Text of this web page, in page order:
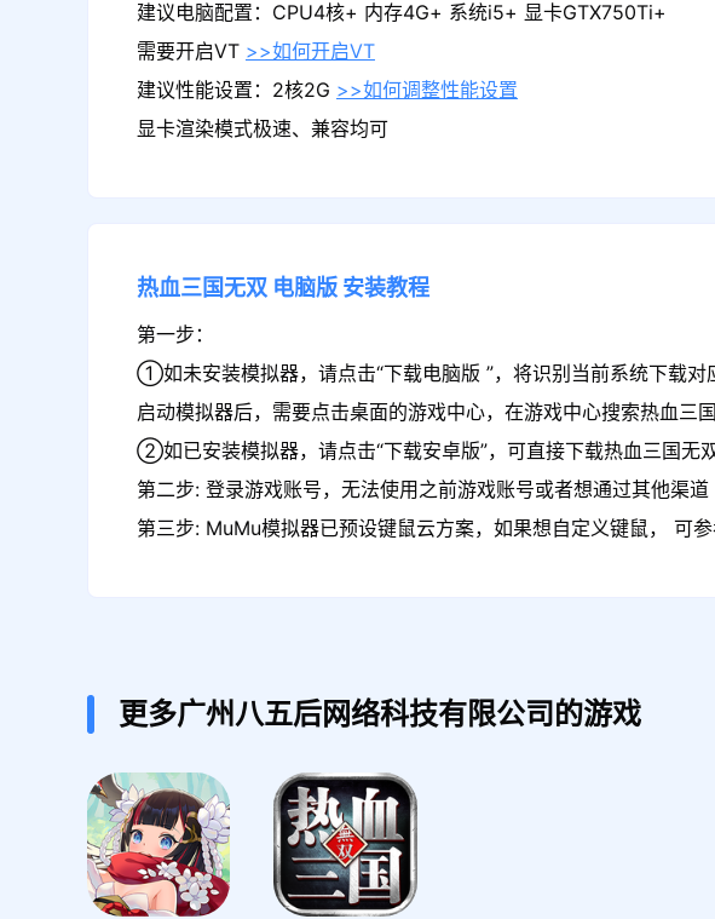
建议电脑配置：CPU4核+ 内存4G+ 系统i5+ 显卡GTX750Ti+
需要开启VT >>如何开启VT
建议性能设置：2核2G >>如何调整性能设置
显卡渲染模式极速、兼容均可
热血三国无双 电脑版 安装教程
第一步：
①如未安装模拟器，请点击“下载电脑版 ”，将识别当前系统下载
启动模拟器后，需要点击桌面的游戏中心，在游戏中心搜索热血三
②如已安装模拟器，请点击“下载安卓版”，可直接下载热血三国无
第二步: 登录游戏账号，无法使用之前游戏账号或者想通过其他渠
第三步: MuMu模拟器已预设键鼠云方案，如果想自定义键鼠， 可
更多广州八五后网络科技有限公司的游戏